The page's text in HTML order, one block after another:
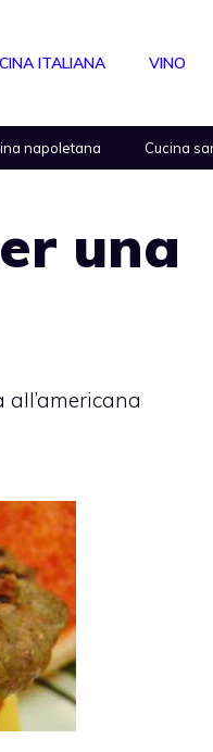
ITALIANA VINO
napoletana Cucina
una